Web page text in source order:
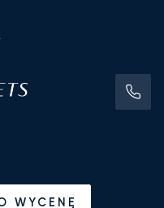
WYCENĘ